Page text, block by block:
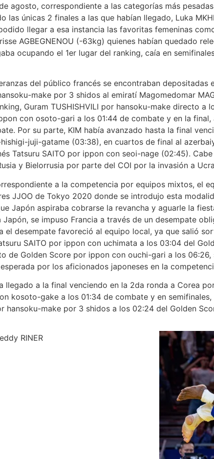
agosto, correspondiente a las categorías más
las únicas 2 finales a las que habían llegado, Luka
llegar a esa instancia las favoritas femeninas
AGBEGNENOU (-63kg) quienes habían quedado
ocupando el 1er lugar del ranking, caía en
del público francés se encontraban depositadas
make por 3 shidos al emiratí Magomedomar
Guram TUSHISHVILI por hansoku-make directo
con osoto-gari a los 01:44 de combate y en la
Por su parte, KIM había avanzado hasta la final
juji-gatame (03:38), en cuartos de final al
Tatsuru SAITO por ippon con seoi-nage (02:45).
y Bielorrusia por parte del COI por la invasión a
a la competencia por equipos mixtos, el
JJOO de Tokyo 2020 donde se introdujo esta
Japón aspiraba cobrarse la revancha y aguarle la
se impuso Francia a través de un desempate
el desempate favoreció al equipo local, ya que salió
SAITO por ippon con uchimata a los 03:04 del
de Golden Score por ippon con ouchi-gari a los
por los aficionados japoneses en la
a la final venciendo en la 2da ronda a Corea por
kosoto-gake a los 01:34 de combate y en
hansoku-make por 3 shidos a los 02:24 del Golden